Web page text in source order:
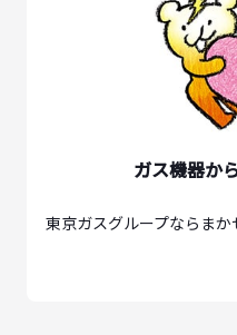
ガス機器か
東京ガスグループならまか